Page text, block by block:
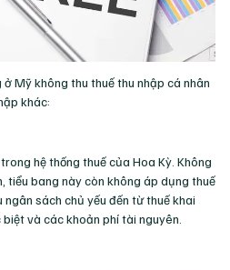
Mỹ không thu thuế thu nhập cá nhân
khác:
hệ thống thuế của Hoa Kỳ. Không
tiểu bang này còn không áp dụng thuế
sách chủ yếu đến từ thuế khai
và các khoản phí tài nguyên.